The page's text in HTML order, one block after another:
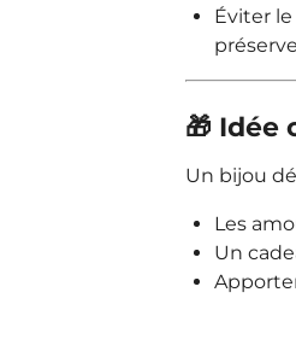
Éviter
🎁 Idée
Un bijou
Les
Un